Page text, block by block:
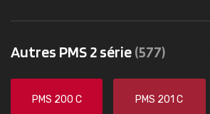
Autres PMS 2 série(577)
PMS 200 C PMS 201 C